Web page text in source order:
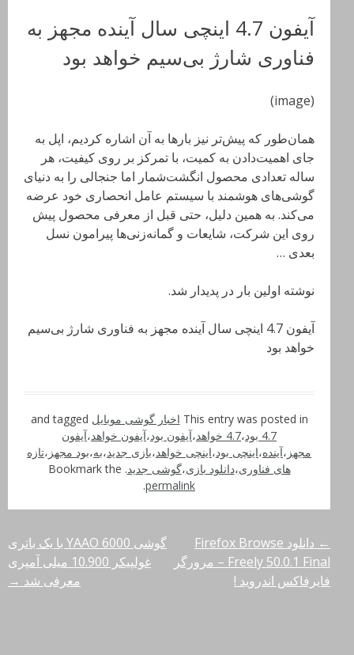
آیفون 4.7 اینچی سال آینده مجهز به
فناوری شارژ بی‌سیم خواهد بود
(image)
همان‌طور که پیش‌تر نیز بارها به آن اشاره کردیم، اپل به
جای اهمیت‌دادن به کمیت، با تمرکز بر روی کیفیت، هر
ساله تعدادی محصول انگشت‌شمار اما جنجالی را به دنیای
گوشی‌های هوشمند با سیستم عامل انحصاری خود عرضه
می‌کند. به همین دلیل، حتی قبل از معرفی محصول پیش
روی این شرکت، شایعات و گمانه‌زنی‌ها پیرامون نسل
بعدی …
نوشته اولین بار در پدیدار شد.
آیفون 4.7 اینچی سال آینده مجهز به فناوری شارژ بی‌سیم
خواهد بود
This entry was posted in اخبار گوشی موبایل
4.7 بود
،4.7 خواهد ،آیفون بود،آیفون خواهد،آیفون
مجهز ،آینده،اینچی بود،اینچی خواهد،بازی جدید،به،بود مجهز ،تازه
های فناوری،دانلود بازی،گوشی جدید. Bookmark the
permalink
.
راهبری
نوشته‌ها
←
دانلود Firefox Browse
Freely 50.0.1 Final – مرورگر
فایرفاکس اندروید !
گوشی YAAO 6000 با یک باتری
غولپیکر 10.900 میلی‌ آمپری
معرفی شد →